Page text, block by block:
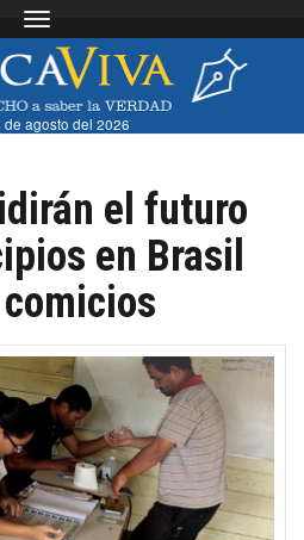
Toggle navigation
de agosto del 2026
el futuro
en Brasil